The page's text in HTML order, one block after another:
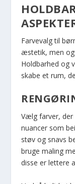
Farvevalg til
æstetik, men
Holdbarhed og
skabe et rum,
Vælg farver, der
nuancer som
støv og snavs
bruge maling
disse er lettere